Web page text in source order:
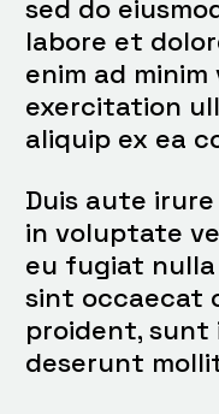
sed do
labore et
enim ad
exercitation
aliquip ex ea
Duis aute
in voluptate
eu fugiat
sint occaecat
proident, sunt
deserunt